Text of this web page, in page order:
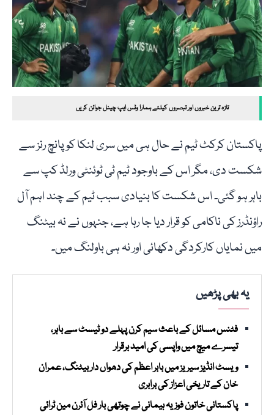
تازہ ترین خبروں اور تبصروں کیلئے ہمارا وٹس ایپ چینل جوائن کریں
پاکستان کرکٹ ٹیم نے حال ہی میں سری لنکا کو پانچ رنز سے
شکست دی، مگر اس کے باوجود ٹیم ٹی ٹوئنٹی ورلڈ کپ سے
باہر ہو گئی۔ اس شکست کا بنیادی سبب ٹیم کے چند اہم آل
راؤنڈرز کی ناکامی کو قرار دیا جا رہا ہے، جنہوں نے نہ بیٹنگ
میں نمایاں کارکردگی دکھائی اور نہ ہی باولنگ میں۔
یہ بھی پڑھیں
فٹنس مسائل کے باعث سیم کرن پہلے دو ٹیسٹ سے باہر،
تیسرے میچ میں واپسی کی امید برقرار
ویسٹ انڈیز سیریز میں بابر اعظم کی دھواں دار بیٹنگ، عمران
خان کے تاریخی اعزاز کی برابری
پاکستانی خاتون فوزیہ ہیمانی نے چوتھی بار فل آئرن مین ٹرائی